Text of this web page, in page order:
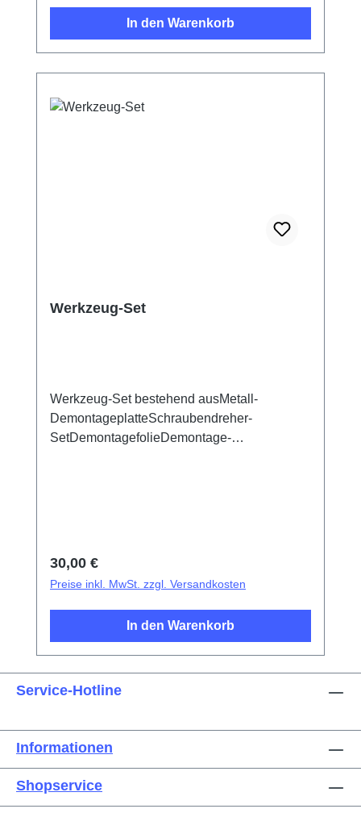
In den Warenkorb
Werkzeug-Set
Werkzeug-Set bestehend ausMetall-
DemontageplatteSchraubendreher-
SetDemontagefolieDemontage-
Demontageplättchen
Regulärer Preis:
30,00 €
Preise inkl. MwSt. zzgl. Versandkosten
In den Warenkorb
Service-Hotline
Informationen
Shopservice